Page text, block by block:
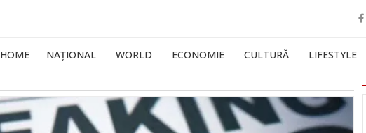
HOME NAȚIONAL WORLD ECONOMIE CULTURĂ LIFESTYLE